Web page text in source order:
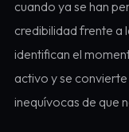
cuando ya se han
credibilidad frente a
identifican el
activo y se convierte
inequívocas de que